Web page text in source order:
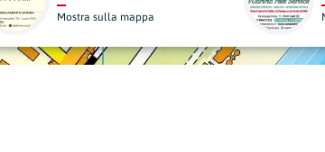
Mostra sulla mappa